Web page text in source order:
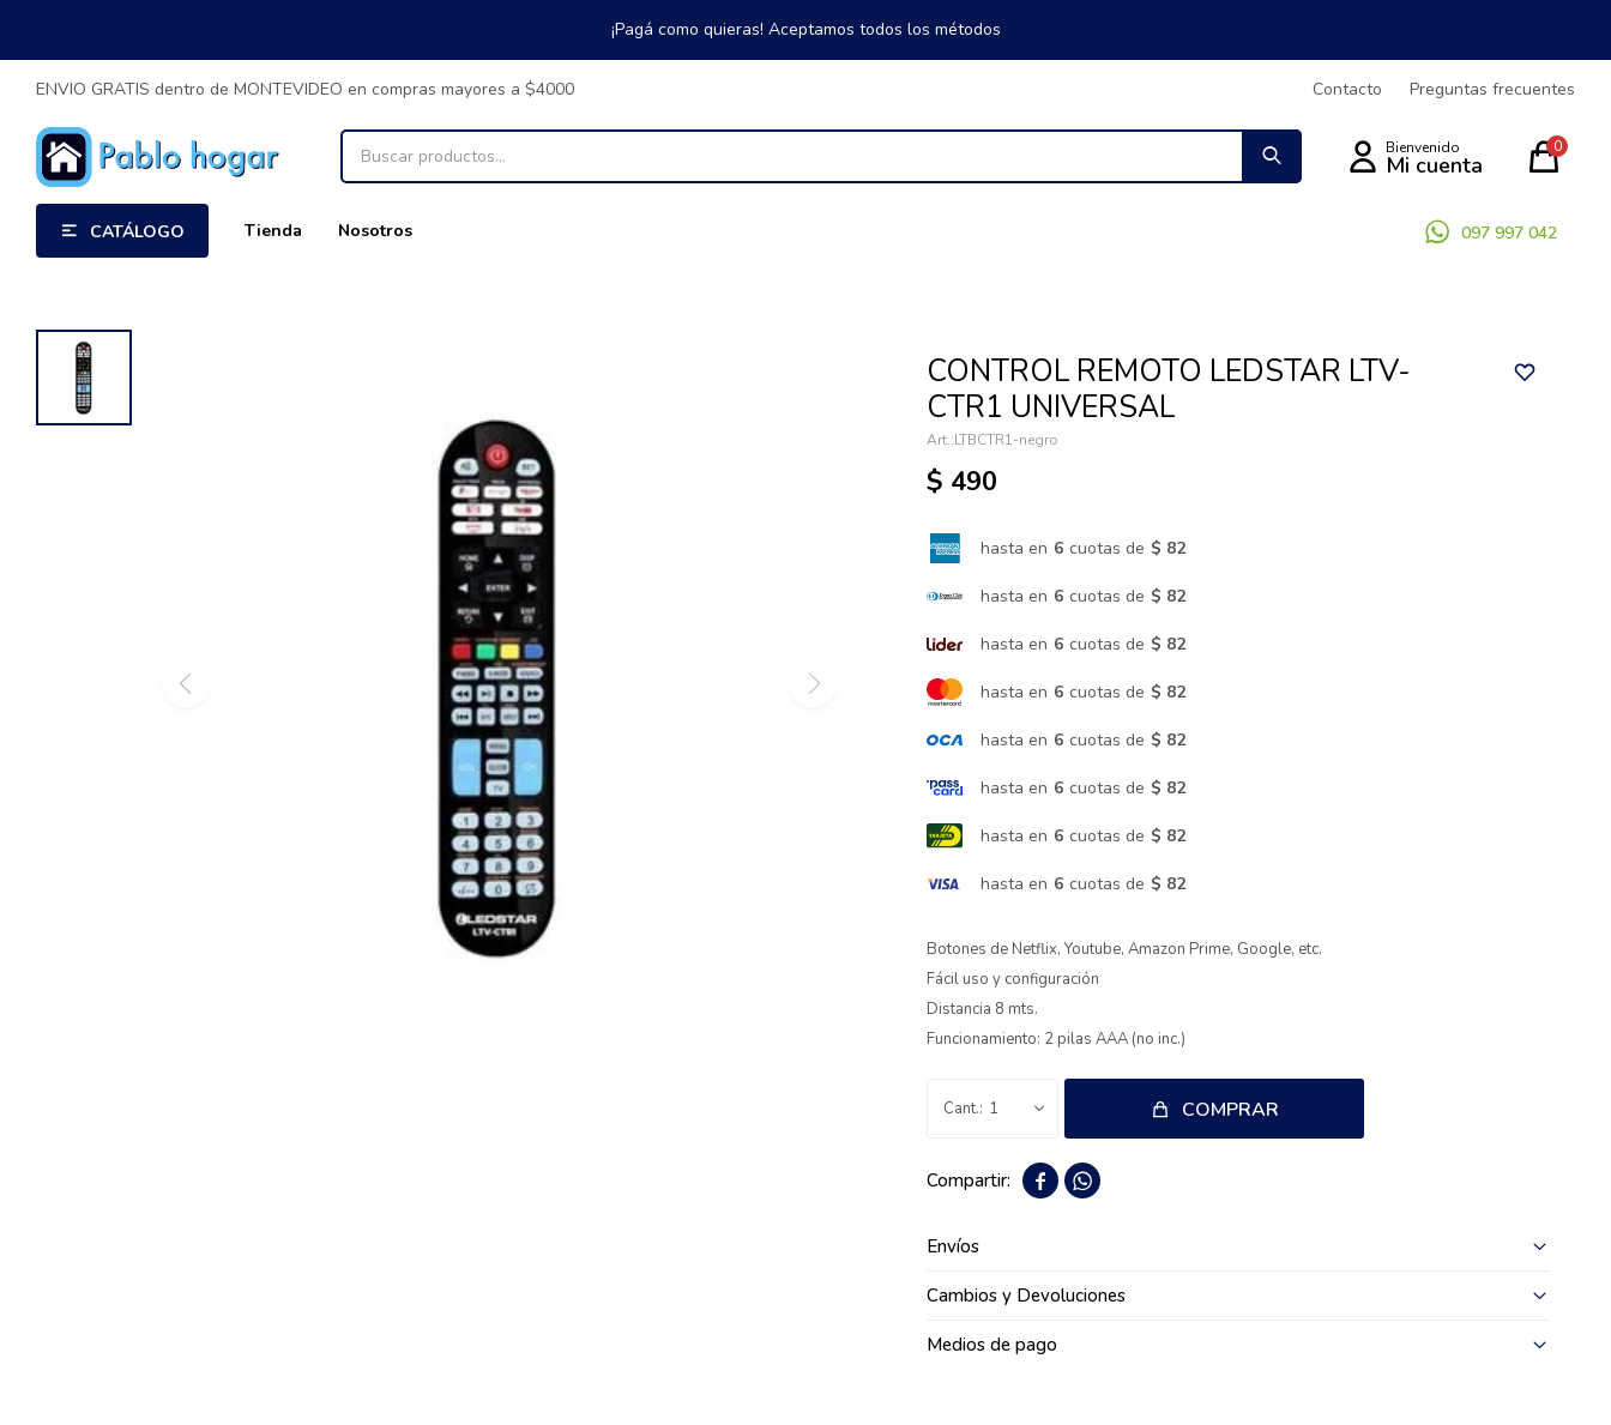
¡Pagá como quieras! Aceptamos todos los métodos
CATÁLOGO Tienda Nosotros 097 997 042
0
ENVIO GRATIS dentro de MONTEVIDEO en compras mayores a $4000 Contacto Preguntas frecuentes
CONTROL REMOTO LEDSTAR LTV-
CTR1 UNIVERSAL
LTBCTR1-negro
$ 490
hasta en 6 cuotas de $ 82
hasta en 6 cuotas de $ 82
hasta en 6 cuotas de $ 82
hasta en 6 cuotas de $ 82
hasta en 6 cuotas de $ 82
hasta en 6 cuotas de $ 82
hasta en 6 cuotas de $ 82
hasta en 6 cuotas de $ 82
Botones de Netflix, Youtube, Amazon Prime, Google, etc.
Fácil uso y configuración
Distancia 8 mts.
Funcionamiento: 2 pilas AAA (no inc.)
1 COMPRAR
 
Envíos
Cambios y Devoluciones
Medios de pago